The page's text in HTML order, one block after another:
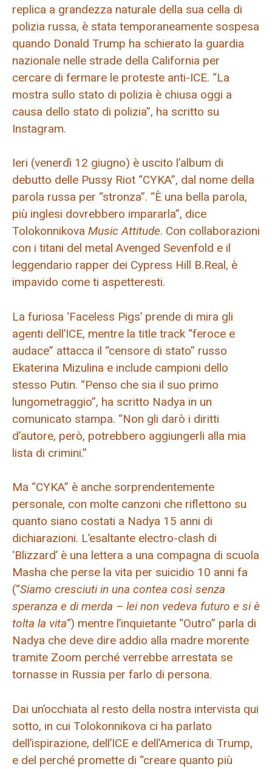
replica a grandezza naturale della sua cella di
polizia russa, è stata temporaneamente sospesa
quando Donald Trump ha schierato la guardia
nazionale nelle strade della California per
cercare di fermare le proteste anti-ICE. “La
mostra sullo stato di polizia è chiusa oggi a
causa dello stato di polizia”, ​​ha scritto su
Instagram.
Ieri (venerdì 12 giugno) è uscito l’album di
debutto delle Pussy Riot “CYKA”, dal nome della
parola russa per “stronza”. “È una bella parola,
più inglesi dovrebbero impararla”, dice
Tolokonnikova Music Attitude. Con collaborazioni
con i titani del metal Avenged Sevenfold e il
leggendario rapper dei Cypress Hill B.Real, è
impavido come ti aspetteresti.
La furiosa ‘Faceless Pigs’ prende di mira gli
agenti dell’ICE, mentre la title track “feroce e
audace” attacca il “censore di stato” russo
Ekaterina Mizulina e include campioni dello
stesso Putin. “Penso che sia il suo primo
lungometraggio”, ha scritto Nadya in un
comunicato stampa. “Non gli darò i diritti
d’autore, però, potrebbero aggiungerli alla mia
lista di crimini.”
Ma “CYKA” è anche sorprendentemente
personale, con molte canzoni che riflettono su
quanto siano costati a Nadya 15 anni di
dichiarazioni. L’esaltante electro-clash di
‘Blizzard’ è una lettera a una compagna di scuola
Masha che perse la vita per suicidio 10 anni fa
(“Siamo cresciuti in una contea così senza
speranza e di merda – lei non vedeva futuro e si è
tolta la vita”) mentre l’inquietante “Outro” parla di
Nadya che deve dire addio alla madre morente
tramite Zoom perché verrebbe arrestata se
tornasse in Russia per farlo di persona.
Dai un’occhiata al resto della nostra intervista qui
sotto, in cui Tolokonnikova ci ha parlato
dell’ispirazione, dell’ICE e dell’America di Trump,
e del perché promette di “creare quanto più